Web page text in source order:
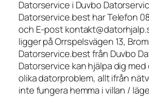
Datorservice i Duvbo
Datorservice.best har Telefon
och E-post
ligger på Orrspelsvägen 13,
Datorservice.best från Duvbo
Datorservice kan hjälpa dig med
olika datorproblem, allt ifrån
inte fungera hemma i villan /